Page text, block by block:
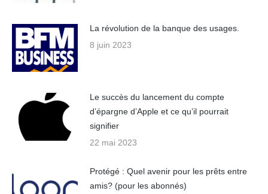
La révolution de la banque des usages.
8 juin 2023
Le succès du lancement du compte
d’épargne d’Apple et ce qu’il pourrait
signifier
22 mai 2023
Protégé : Quel avenir pour les prêts entre
amis? (pour les abonnés)